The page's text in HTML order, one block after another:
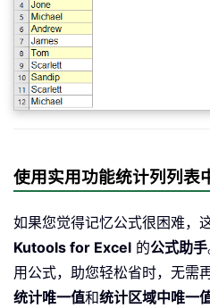
使用实用功能统计列列表
如果您觉得记忆公式很困难
Kutools for Excel 的公式助手
用公式，助您轻松省时，无需
统计唯一值和统计区域中唯一